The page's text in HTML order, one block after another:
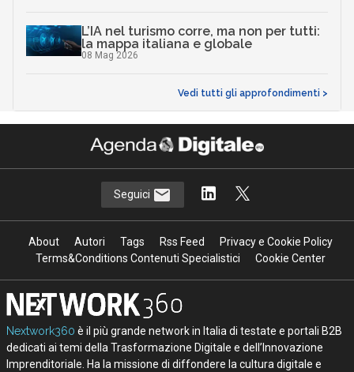
L’IA nel turismo corre, ma non per tutti:
la mappa italiana e globale
08 Mag 2026
Vedi tutti gli approfondimenti >
Seguici
About Autori Tags Rss Feed
Privacy e Cookie Policy
Terms&Conditions Contenuti Specialistici
Cookie Center
Nextwork360 è il più grande network in Italia di testate e portali B2B
dedicati ai temi della Trasformazione Digitale e dell’Innovazione
Imprenditoriale. Ha la missione di diffondere la cultura digitale e